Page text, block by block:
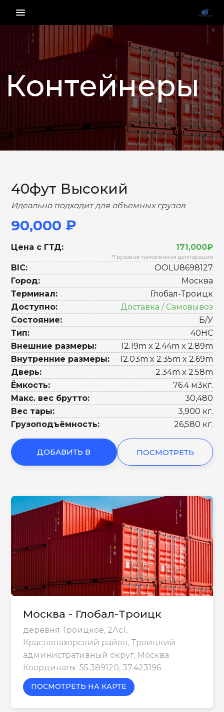
menu_vert
Контейнеры
НАЗАД ВПЕРЕД
40фут Высокий
Идеально подходит для объемных грузов
90,000 ₽
Цена с ГТД: 171,000₽
*Грузовая таможенная декларация
BIC:
OOLU8698127
Город:
Москва
Терминал:
Глобал-Троицк
Доступно:
Доставка / Самовывоз
Состояние:
Б/У
Тип:
40HC
Внешние размеры:
12.19m x 2.44m x 2.89m
Внутренние размеры:
12.03m x 2.35m x 2.69m
Дверь:
2.34m x 2.58m
Ёмкость:
76.4 м3кг.
Макс. вес брутто:
30,480
Вес тары:
3,900 кг.
Грузоподъёмность:
26,580 кг.
ДОБАВИТЬ В ПОСМОТРЕТЬ
Москва - Глобал-Троицк
деревня Троицкое, 2Ас1,
Краснопахорский район, Троицкий
административный округ, Москва
Координаты: 55.389120, 37.423196
ПОСМОТРЕТЬ НА КАРТЕ